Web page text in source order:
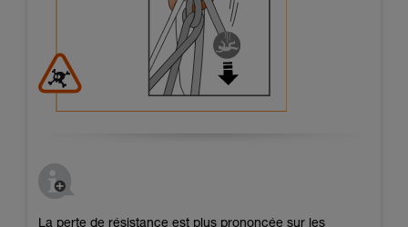
La perte de résistance est plus prononcée sur les